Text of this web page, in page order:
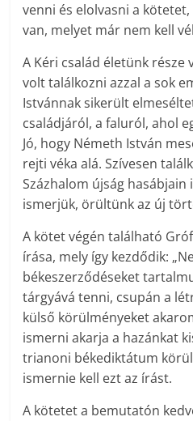
venni és elolvasni a
van, melyet már nem kell
A Kéri család életünk
volt találkozni azzal a sok
Istvánnak sikerült
családjáról, a faluról, ahol
Jó, hogy Németh István
rejti véka alá. Szívesen
Százhalom újság hasábjain
ismerjük, örültünk az új
A kötet végén található
írása, mely így kezdődik:
békeszerződéseket
tárgyává tenni, csupán a
külső körülményeket
ismerni akarja a hazánkat
trianoni békediktátum
ismernie kell ezt az írást.
A kötetet a bemutatón